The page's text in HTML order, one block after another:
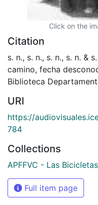
Click on the
Citation
s. n., s. n., s. n., s. n. &
camino, fecha
Biblioteca
URI
https://
784
Collections
APFFVC - Las
Full item page